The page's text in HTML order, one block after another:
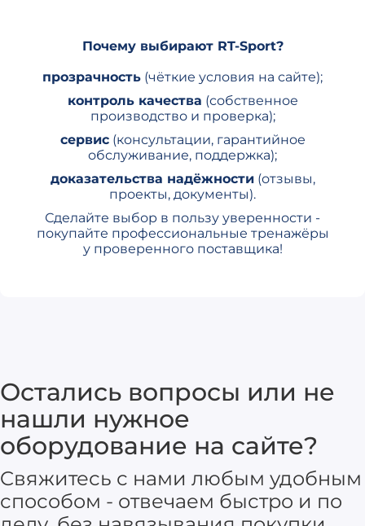
Почему выбирают RT-Sport?
прозрачность (чёткие условия на сайте);
контроль качества (собственное
производство и проверка);
сервис(консультации, гарантийное
обслуживание, поддержка);
доказательства надёжности(отзывы,
проекты, документы).
Сделайте выбор в пользу уверенности -
покупайте профессиональные тренажёры
у проверенного поставщика!
Остались вопросы или не
нашли нужное
оборудование на сайте?
Cвяжитесь с нами любым удобным
способом - отвечаем быстро и по